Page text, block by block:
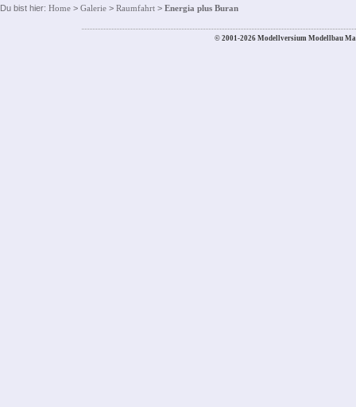
Du bist hier: Home > Galerie > Raumfahrt > Energia plus Buran
© 2001-2026 Modellversium Modellbau